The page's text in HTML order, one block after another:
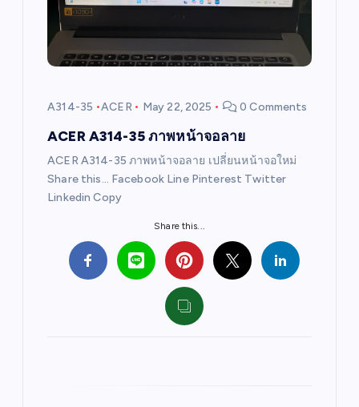
A314-35 ACER May 22, 2025 0 Comments
ACER A314-35 ภาพหน้าจอลาย
ACER A314-35 ภาพหน้าจอลาย เปลี่ยนหน้าจอใหม่
Share this… Facebook Line Pinterest Twitter
Linkedin Copy
Share this...